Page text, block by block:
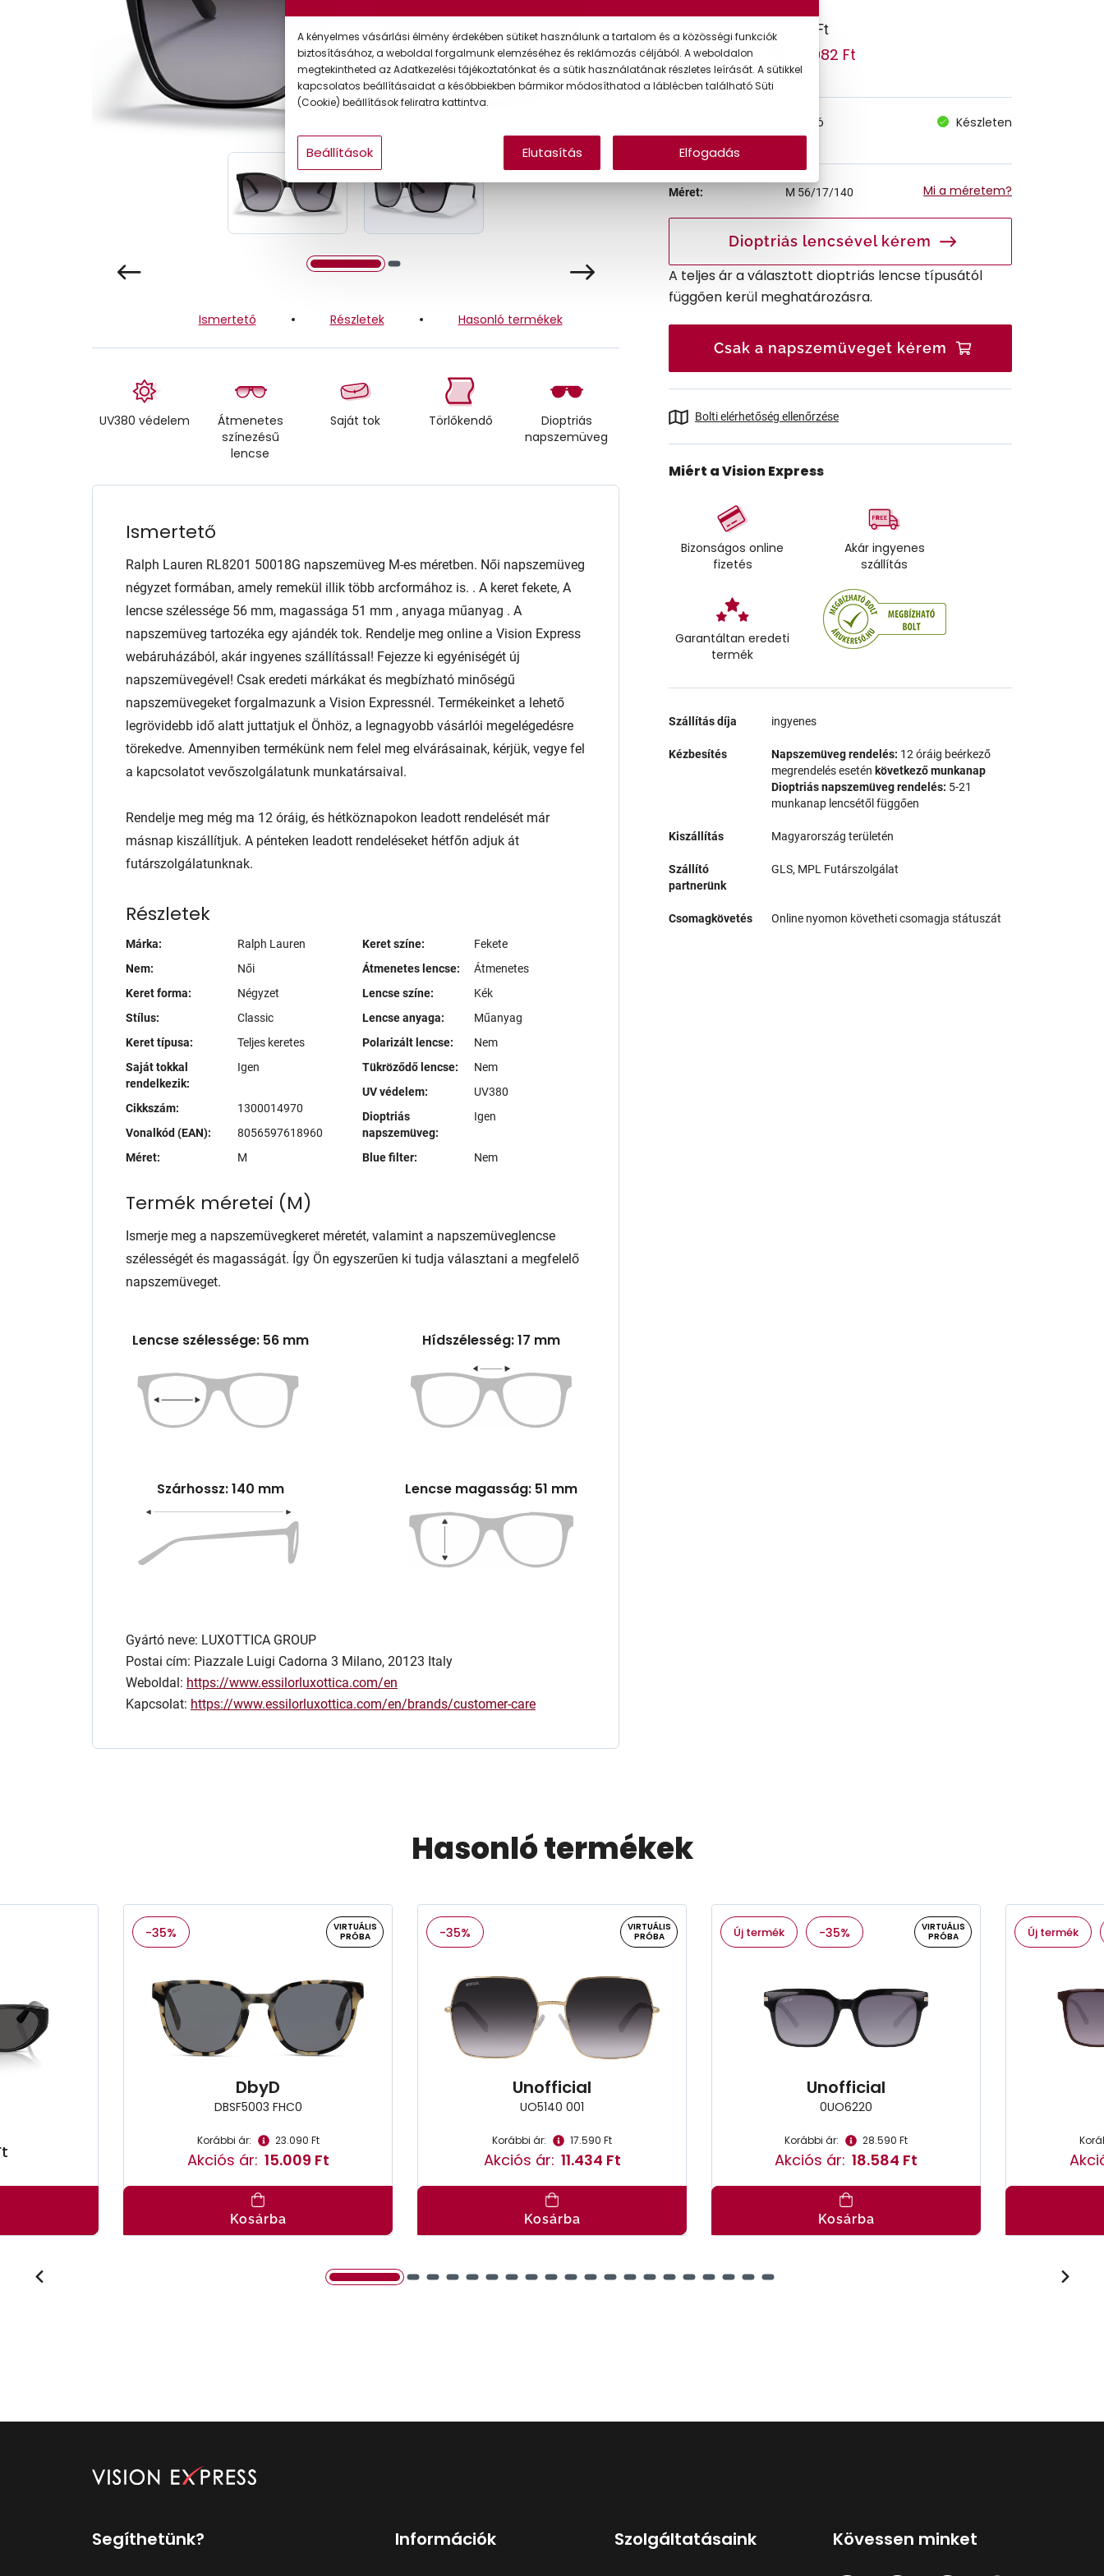
Gyermek
Ismertető Részletek Hasonló termékek
UV380 védelem
Átmenetes
színezésű
lencse
Saját tok Törlőkendő
Dioptriás
napszemüveg
Ismertető
Ralph Lauren RL8201 50018G napszemüveg M-es méretben. Női napszemüveg
négyzet formában, amely remekül illik több arcformához is. . A keret fekete, A
lencse szélessége 56 mm, magassága 51 mm , anyaga műanyag . A
napszemüveg tartozéka egy ajándék tok. Rendelje meg online a Vision Express
webáruházából, akár ingyenes szállítással! Fejezze ki egyéniségét új
napszemüvegével! Csak eredeti márkákat és megbízható minőségű
napszemüvegeket forgalmazunk a Vision Expressnél. Termékeinket a lehető
legrövidebb idő alatt juttatjuk el Önhöz, a legnagyobb vásárlói megelégedésre
törekedve. Amennyiben termékünk nem felel meg elvárásainak, kérjük, vegye fel
a kapcsolatot vevőszolgálatunk munkatársaival.
Rendelje meg még ma 12 óráig, és hétköznapokon leadott rendelését már
másnap kiszállítjuk. A pénteken leadott rendeléseket hétfőn adjuk át
futárszolgálatunknak.
Részletek
Márka:
Ralph Lauren
Nem:
Női
Keret forma:
Négyzet
Stílus:
Classic
Keret típusa:
Teljes keretes
Saját tokkal
rendelkezik:
Igen
Cikkszám:
1300014970
Vonalkód (EAN):
8056597618960
Méret:
M
Keret színe:
Fekete
Átmenetes lencse:
Átmenetes
Lencse színe:
Kék
Lencse anyaga:
Műanyag
Polarizált lencse:
Nem
Tükröződő lencse:
Nem
UV védelem:
UV380
Dioptriás
napszemüveg:
Igen
Blue filter: Nem
Termék méretei (M)
Ismerje meg a napszemüvegkeret méretét, valamint a napszemüveglencse
szélességét és magasságát. Így Ön egyszerűen ki tudja választani a megfelelő
napszemüveget.
Lencse szélessége: 56 mm Hídszélesség: 17 mm
Szárhossz: 140 mm Lencse magasság: 51 mm
Gyártó neve: LUXOTTICA GROUP
Postai cím: Piazzale Luigi Cadorna 3 Milano, 20123 Italy
Weboldal: https://www.essilorluxottica.com/en
Kapcsolat: https://www.essilorluxottica.com/en/brands/customer-care
89.390 Ft
Törzsvásárlói ár: 75.982 Ft
Online megvásárolható
Készleten
Ingyenes szállítás
Méret: M 56/17/140 Mi a méretem?
Dioptriás lencsével kérem
A teljes ár a választott dioptriás lencse típusától
függően kerül meghatározásra.
Csak a napszemüveget kérem
Bolti elérhetőség ellenőrzése
Miért a Vision Express
Bizonságos online
fizetés
Akár ingyenes
szállítás
Garantáltan eredeti
termék
Szállítás díja ingyenes
Kézbesítés Napszemüveg rendelés: 12 óráig beérkező
megrendelés esetén következő munkanap
Dioptriás napszemüveg rendelés: 5-21
munkanap lencsétől függően
Kiszállítás Magyarország területén
Szállító
partnerünk
GLS, MPL Futárszolgálat
Csomagkövetés Online nyomon követheti csomagja státuszát
Hasonló termékek
-35%
VIRTUÁLIS
PRÓBA
DbyD
DBSF5003 FHC0
Korábbi ár: 23.090 Ft
Akciós ár: 15.009 Ft
Kosárba
-35%
VIRTUÁLIS
PRÓBA
Unofficial
UO5140 001
Korábbi ár: 17.590 Ft
Akciós ár: 11.434 Ft
Kosárba
Új termék -35%
VIRTUÁLIS
PRÓBA
Unofficial
0UO6220
Korábbi ár: 28.590 Ft
Akciós ár: 18.584 Ft
Kosárba
Új termék
Segíthetünk? Információk Szolgáltatásaink Kövessen minket
A kényelmes vásárlási élmény érdekében sütiket használunk a tartalom és a közösségi funkciók
biztosításához, a weboldal forgalmunk elemzéséhez és reklámozás céljából. A weboldalon
megtekintheted az Adatkezelési tájékoztatónkat és a sütik használatának részletes leírását. A sütikkel
kapcsolatos beállításaidat a későbbiekben bármikor módosíthatod a láblécben található Süti
(Cookie) beállítások feliratra kattintva.
Beállítások Elutasítás Elfogadás